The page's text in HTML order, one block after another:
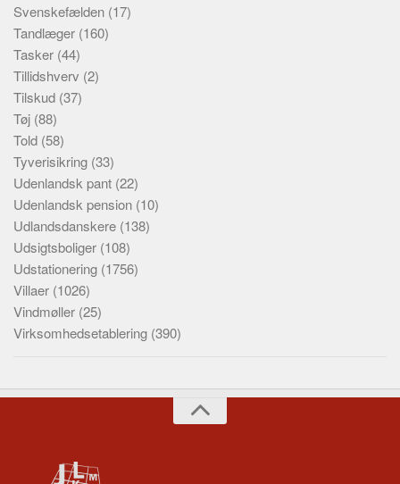
Svenskefælden (17)
Tandlæger (160)
Tasker (44)
Tillidshverv (2)
Tilskud (37)
Tøj (88)
Told (58)
Tyverisikring (33)
Udenlandsk pant (22)
Udenlandsk pension (10)
Udlandsdanskere (138)
Udsigtsboliger (108)
Udstationering (1756)
Villaer (1026)
Vindmøller (25)
Virksomhedsetablering (390)